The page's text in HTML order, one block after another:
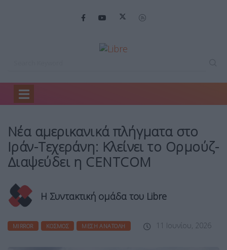
Home
Νέα αμερικανικά πλήγματα στο
Ιράν-Τεχεράνη: Κλείνει το Ορμούζ-
Διαψεύδει η CENTCOM
Η Συντακτική ομάδα του Libre
MIRROR ΚΌΣΜΟΣ ΜΈΣΗ ΑΝΑΤΟΛΉ 11 Ιουνίου, 2026